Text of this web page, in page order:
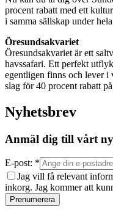
procent rabatt med ett
i samma sällskap under
Öresundsakvariet
Öresundsakvariet är ett
havssafari. Ett perfekt
egentligen finns och lever i
slag för 40 procent rabatt
Nyhetsbrev
Anmäl dig till vårt
E-post: *
Jag vill få relevant
inkorg. Jag kommer att
Prenumerera